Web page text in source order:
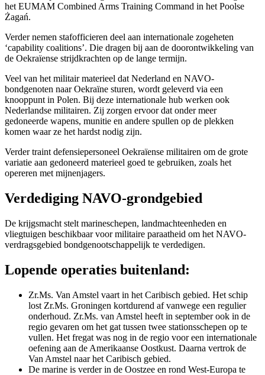
het EUMAM Combined Arms Training Command in het Poolse
Żagań.
Verder nemen stafofficieren deel aan internationale zogeheten
‘capability coalitions’. Die dragen bij aan de doorontwikkeling van
de Oekraïense strijdkrachten op de lange termijn.
Veel van het militair materieel dat Nederland en NAVO-
bondgenoten naar Oekraïne sturen, wordt geleverd via een
knooppunt in Polen. Bij deze internationale hub werken ook
Nederlandse militairen. Zij zorgen ervoor dat onder meer
gedoneerde wapens, munitie en andere spullen op de plekken
komen waar ze het hardst nodig zijn.
Verder traint defensiepersoneel Oekraïense militairen om de grote
variatie aan gedoneerd materieel goed te gebruiken, zoals het
opereren met mijnenjagers.
Verdediging NAVO-grondgebied
De krijgsmacht stelt marineschepen, landmachteenheden en
vliegtuigen beschikbaar voor militaire paraatheid om het NAVO-
verdragsgebied bondgenootschappelijk te verdedigen.
Lopende operaties buitenland:
Zr.Ms. Van Amstel vaart in het Caribisch gebied. Het schip
lost Zr.Ms. Groningen kortdurend af vanwege een regulier
onderhoud. Zr.Ms. van Amstel heeft in september ook in de
regio gevaren om het gat tussen twee stationsschepen op te
vullen. Het fregat was nog in de regio voor een internationale
oefening aan de Amerikaanse Oostkust. Daarna vertrok de
Van Amstel naar het Caribisch gebied.
De marine is verder in de Oostzee en rond West-Europa te